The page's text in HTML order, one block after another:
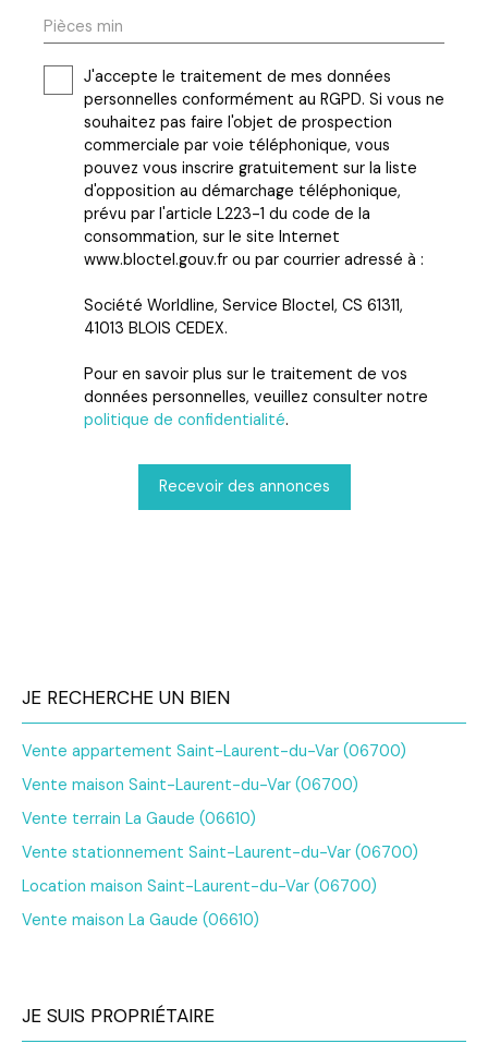
Pièces min
J'accepte le traitement de mes données
personnelles conformément au RGPD. Si vous ne
souhaitez pas faire l'objet de prospection
commerciale par voie téléphonique, vous
pouvez vous inscrire gratuitement sur la liste
d'opposition au démarchage téléphonique,
prévu par l'article L223-1 du code de la
consommation, sur le site Internet
www.bloctel.gouv.fr ou par courrier adressé à :
Société Worldline, Service Bloctel, CS 61311,
41013 BLOIS CEDEX.
Pour en savoir plus sur le traitement de vos
données personnelles, veuillez consulter notre
politique de confidentialité.
Recevoir des annonces
JE RECHERCHE UN BIEN
Vente appartement Saint-Laurent-du-Var (06700)
Vente maison Saint-Laurent-du-Var (06700)
Vente terrain La Gaude (06610)
Vente stationnement Saint-Laurent-du-Var (06700)
Location maison Saint-Laurent-du-Var (06700)
Vente maison La Gaude (06610)
JE SUIS PROPRIÉTAIRE